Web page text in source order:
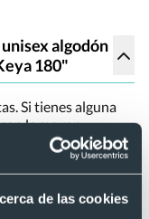
de las cookies
algodón
180"
Si tienes alguna
la mayor